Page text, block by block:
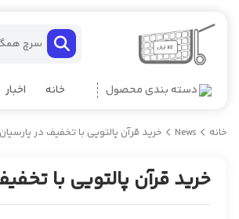
دسته بندی محصول خانه اخبار
خانه News خرید قرآن پالتویی با تخفیف در پارسیان
خرید قرآن پالتویی با